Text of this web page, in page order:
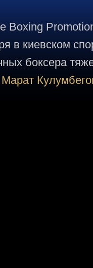
Boxing
в киевском
боксера
Марат